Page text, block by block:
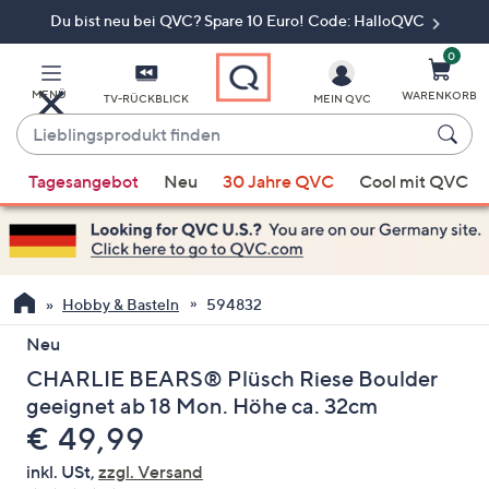
Du bist neu bei QVC? Spare 10 Euro! Code: HalloQVC
MENÜ TV-RÜCKBLICK
Lieblingsprodukt
finden
Vorschläge
verfügbar
sind,
verwenden
Sie
die
Pfeiltasten
nach
oben
und
nach
unten
MEIN QVC
0
WARENKORB
Tagesangebot Neu 30 Jahre QVC Cool mit QVC
Hobby & Basteln 594832
Neu
CHARLIE BEARS® Plüsch Riese Boulder
geeignet ab 18 Mon. Höhe ca. 32cm
Gelöscht
€ 49,99
inkl. USt, zzgl. Versand